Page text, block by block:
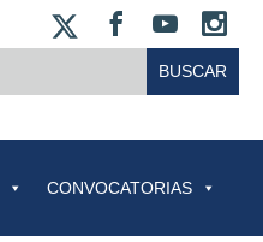
FACEBOOK
CONVOCATORIAS